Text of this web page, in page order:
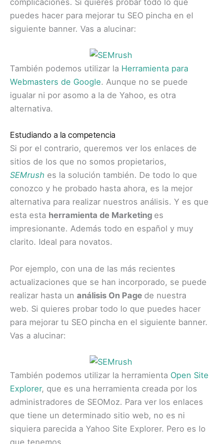
puedes hacer para mejorar tu SEO pincha en el
siguiente banner. Vas a alucinar:
También podemos utilizar la Herramienta para
Webmasters de Google. Aunque no se puede
igualar ni por asomo a la de Yahoo, es otra
alternativa.
Estudiando a la competencia
Si por el contrario, queremos ver los enlaces de
sitios de los que no somos propietarios,
SEMrush es la solución también. De todo lo que
conozco y he probado hasta ahora, es la mejor
alternativa para realizar nuestros análisis. Y es que
esta esta herramienta de Marketing es
impresionante. Además todo en español y muy
clarito. Ideal para novatos.
Por ejemplo, con una de las más recientes
actualizaciones que se han incorporado, se puede
realizar hasta un análisis On Page de nuestra
web. Si quieres probar todo lo que puedes hacer
para mejorar tu SEO pincha en el siguiente banner.
Vas a alucinar:
También podemos utilizar la herramienta Open Site
Explorer, que es una herramienta creada por los
administradores de SEOMoz. Para ver los enlaces
que tiene un determinado sitio web, no es ni
siquiera parecida a Yahoo Site Explorer. Pero es lo
que tenemos.